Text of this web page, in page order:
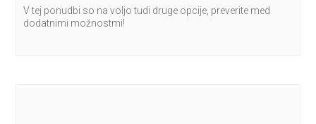
V tej ponudbi so na voljo tudi druge opcije, preverite med
dodatnimi možnostmi!